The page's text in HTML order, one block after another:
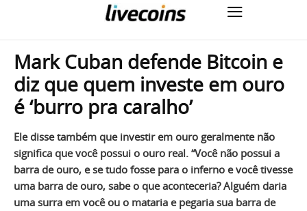
Mark Cuban defende Bitcoin e
diz que quem investe em ouro
é ‘burro pra caralho’
Ele disse também que investir em ouro geralmente não
significa que você possui o ouro real. “Você não possui a
barra de ouro, e se tudo fosse para o inferno e você tivesse
uma barra de ouro, sabe o que aconteceria? Alguém daria
uma surra em você ou o mataria e pegaria sua barra de